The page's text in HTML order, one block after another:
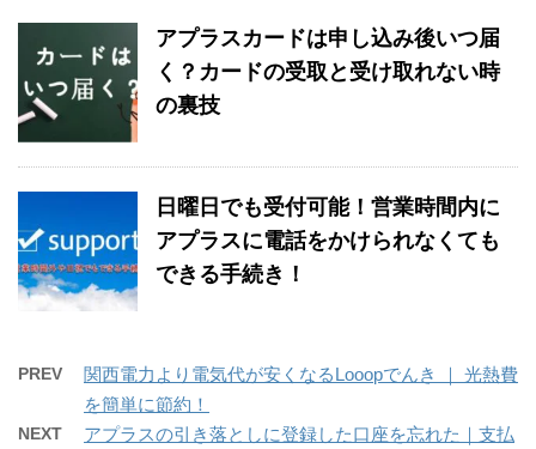
アプラスカードは申し込み後いつ届
く？カードの受取と受け取れない時
の裏技
日曜日でも受付可能！営業時間内に
アプラスに電話をかけられなくても
できる手続き！
PREV
関西電力より電気代が安くなるLooopでんき ｜ 光熱費
を簡単に節約！
NEXT
アプラスの引き落としに登録した口座を忘れた｜支払